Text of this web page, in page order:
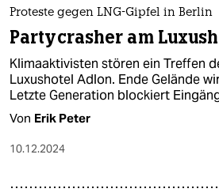
Proteste gegen LNG-Gipfel in Berlin
Partycrasher am
Klimaaktivisten stören ein Treffen
Luxushotel Adlon. Ende Gelände
Letzte Generation blockiert
Von Erik Peter
10.12.2024